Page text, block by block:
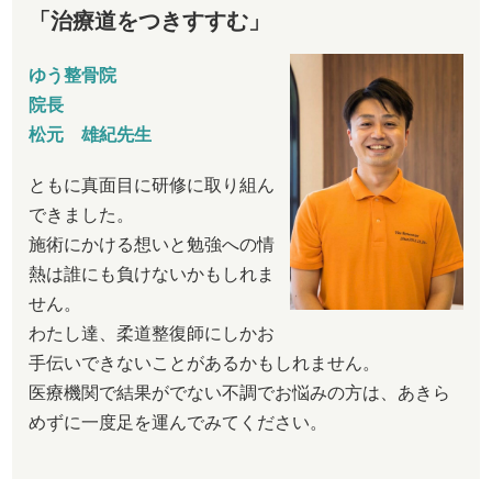
「治療道をつきすすむ」
ゆう整骨院
院長
松元 雄紀先生
ともに真面目に研修に取り組ん
できました。
施術にかける想いと勉強への情
熱は誰にも負けないかもしれま
せん。
わたし達、柔道整復師にしかお
手伝いできないことがあるかもしれません。
医療機関で結果がでない不調でお悩みの方は、あきら
めずに一度足を運んでみてください。